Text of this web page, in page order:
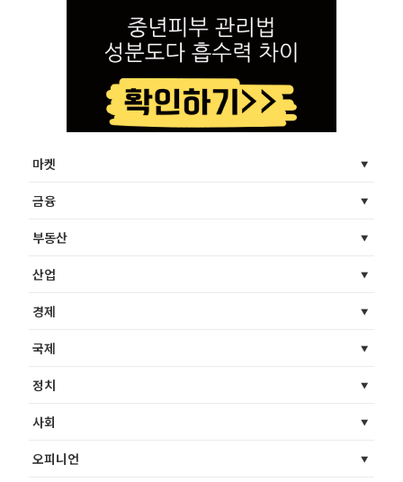
마켓
금융
부동산
산업
경제
국제
정치
사회
오피니언